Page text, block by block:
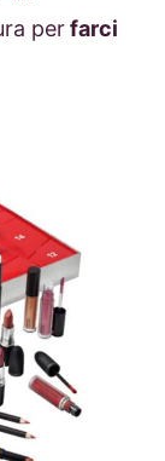
perfarci